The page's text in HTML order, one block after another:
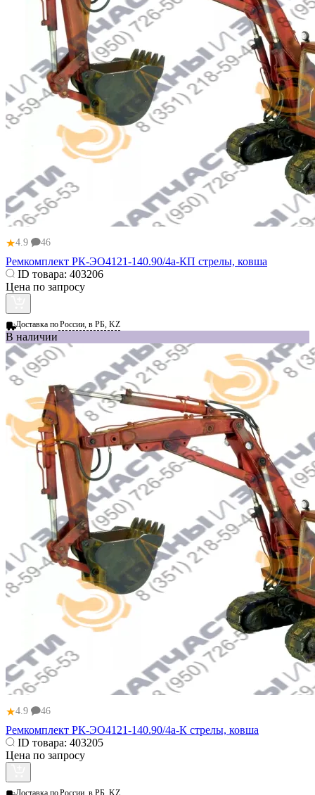
★4.9 46
Ремкомплект РК-ЭО4121-140.90/4а-КП стрелы, ковша
ID товара: 403206
Цена по запросу
Доставка поРоссии, в РБ, KZ
В наличии
★4.9 46
Ремкомплект РК-ЭО4121-140.90/4а-К стрелы, ковша
ID товара: 403205
Цена по запросу
Доставка поРоссии, в РБ, KZ